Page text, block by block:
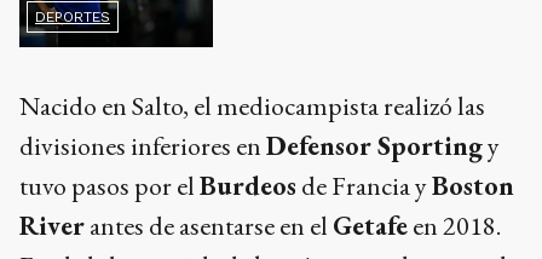
DEPORTES
Nacido en Salto, el mediocampista realizó las
divisiones inferiores enDefensor Sportingy
tuvo pasos por elBurdeos de Francia yBoston
Riverantes de asentarse en el Getafeen 2018.